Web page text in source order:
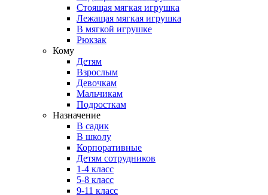
Стоящая мягкая игрушка
Лежащая мягкая игрушка
В мягкой игрушке
Рюкзак
Кому
Детям
Взрослым
Девочкам
Мальчикам
Подросткам
Назначение
В садик
В школу
Корпоративные
Детям сотрудников
1-4 класс
5-8 класс
9-11 класс